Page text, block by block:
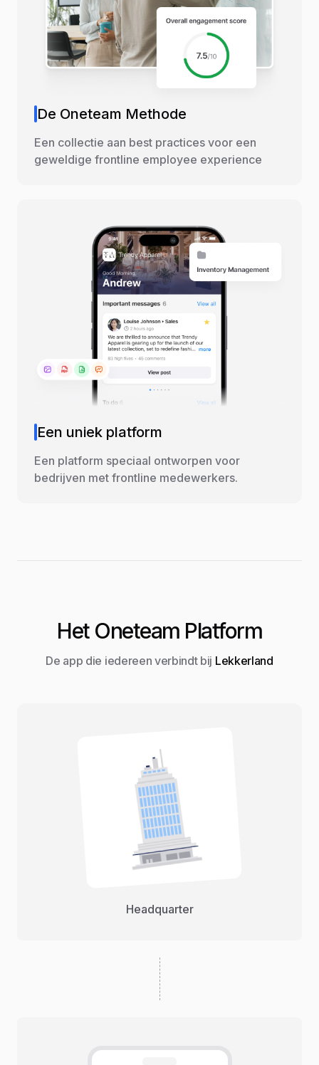
De Oneteam Methode
Een collectie aan best practices voor een
geweldige frontline employee experience
Een uniek platform
Een platform speciaal ontworpen voor
bedrijven met frontline medewerkers.
Het Oneteam Platform
De app die iedereen verbindt bij Lekkerland
Headquarter